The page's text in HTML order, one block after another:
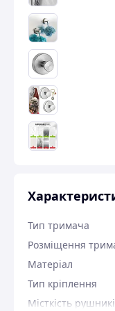
Тип тримача
Розміщення
Матеріал
Тип кріплення
Місткість